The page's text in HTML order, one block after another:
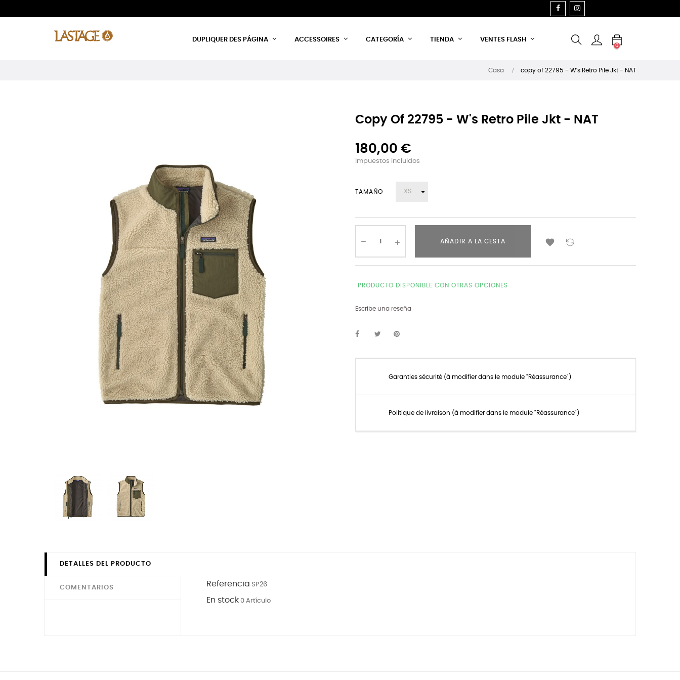
FACEBOOK
DUPLIQUER DES PÁGINA ACCESSOIRES CATEGORÍA TIENDA VENTES FLASH
0
Casa copy of 22795 - W's Retro Pile Jkt - NAT
Copy Of 22795 - W's Retro Pile Jkt - NAT
180,00 €
Impuestos incluidos
TAMAÑO
AÑADIR A LA CESTA 
PRODUCTO DISPONIBLE CON OTRAS OPCIONES
Escribe una reseña
Garanties sécurité (à modifier dans le module "Réassurance")
Politique de livraison (à modifier dans le module "Réassurance")
DETALLES DEL PRODUCTO
COMENTARIOS Referencia SP26
En stock 0 Artículo